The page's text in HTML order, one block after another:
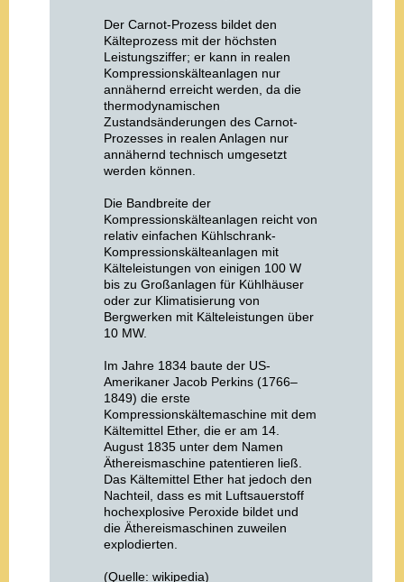
Der Carnot-Prozess bildet den
Kälteprozess mit der höchsten
Leistungsziffer; er kann in realen
Kompressionskälteanlagen nur
annähernd erreicht werden, da die
thermodynamischen
Zustandsänderungen des Carnot-
Prozesses in realen Anlagen nur
annähernd technisch umgesetzt
werden können.
Die Bandbreite der
Kompressionskälteanlagen reicht von
relativ einfachen Kühlschrank-
Kompressionskälteanlagen mit
Kälteleistungen von einigen 100 W
bis zu Großanlagen für Kühlhäuser
oder zur Klimatisierung von
Bergwerken mit Kälteleistungen über
10 MW.
Im Jahre 1834 baute der US-
Amerikaner Jacob Perkins (1766–
1849) die erste
Kompressionskältemaschine mit dem
Kältemittel Ether, die er am 14.
August 1835 unter dem Namen
Äthereismaschine patentieren ließ.
Das Kältemittel Ether hat jedoch den
Nachteil, dass es mit Luftsauerstoff
hochexplosive Peroxide bildet und
die Äthereismaschinen zuweilen
explodierten.
(Quelle: wikipedia)